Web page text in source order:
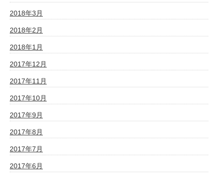
2018年3月
2018年2月
2018年1月
2017年12月
2017年11月
2017年10月
2017年9月
2017年8月
2017年7月
2017年6月